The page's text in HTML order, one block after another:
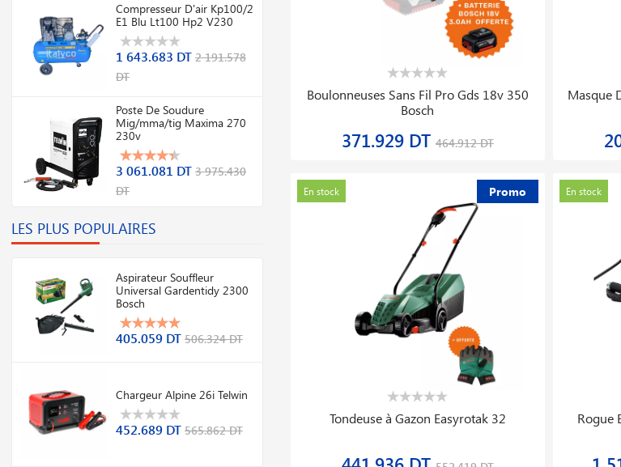
Compresseur D'air Kp100/2
E1 Blu Lt100 Hp2 V230
1 643.683 DT 2 191.578
DT
Poste De Soudure
Mig/mma/tig Maxima 270
230v
3 061.081 DT 3 975.430
DT
LES PLUS POPULAIRES
Aspirateur Souffleur
Universal Gardentidy 2300
Bosch
405.059 DT 506.324 DT
Chargeur Alpine 26i Telwin
452.689 DT 565.862 DT
Imprimante Thermique
2 716.084 DT
En stock
Battery Puller Portatif Telwin
Chalumeaux Soudeur Avec 5 Becs
188.962 DT 236.203 DT
Promo
En stock
équipement D′équilibrage De Roues
En stock